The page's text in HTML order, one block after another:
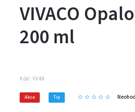
VIVACO
200 ml
Kód: VV48
Akce Tip